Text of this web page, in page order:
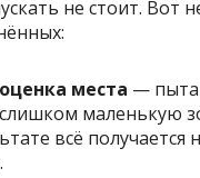
не стоит. Вот
места —
маленькую
всё получается